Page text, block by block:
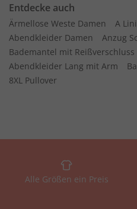
Entdecke auch
Ärmellose Weste Damen
A
Abendkleider Damen
Anzug
Bademantel mit Reißverschluss
Abendkleider Lang mit Arm
8XL Pullover
Alle Größen ein Preis